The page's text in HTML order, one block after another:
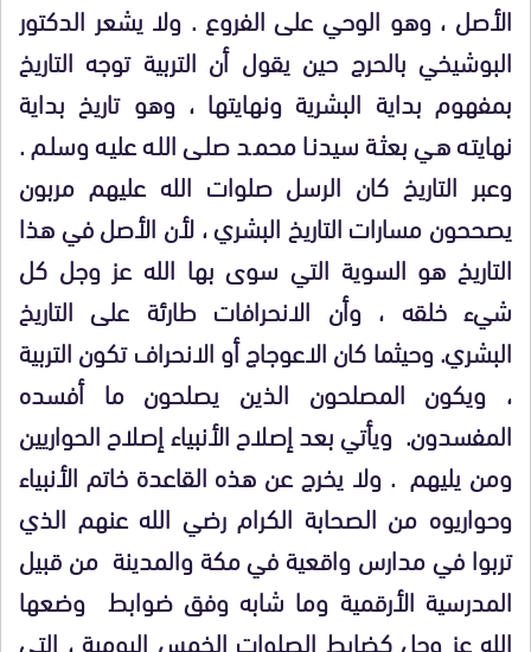
الأصل ، وهو الوحي على الفروع . ولا يشعر الدكتور
البوشيخي بالحرج حين يقول أن التربية توجه التاريخ
بمفهوم بداية البشرية ونهايتها ، وهو تاريخ بداية
نهايته هي بعثة سيدنا محمد صلى الله عليه وسلم .
وعبر التاريخ كان الرسل صلوات الله عليهم مربون
يصححون مسارات التاريخ البشري ، لأن الأصل في هذا
التاريخ هو السوية التي سوى بها الله عز وجل كل
شيء خلقه ، وأن الانحرافات طارئة على التاريخ
البشري. وحيثما كان الاعوجاج أو الانحراف تكون التربية
، ويكون المصلحون الذين يصلحون ما أفسده
المفسدون. ويأتي بعد إصلاح الأنبياء إصلاح الحواريين
ومن يليهم . ولا يخرج عن هذه القاعدة خاتم الأنبياء
وحواريوه من الصحابة الكرام رضي الله عنهم الذي
تربوا في مدارس واقعية في مكة والمدينة من قبيل
المدرسية الأرقمية وما شابه وفق ضوابط وضعها
الله عز وجل كضابط الصلوات الخمس اليومية ، التي